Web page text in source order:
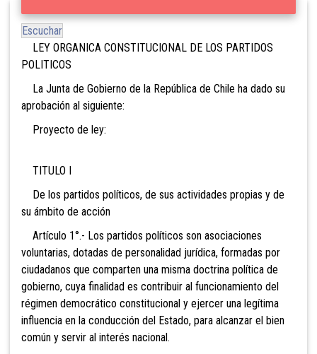
Escuchar
LEY ORGANICA CONSTITUCIONAL DE LOS PARTIDOS
POLITICOS
La Junta de Gobierno de la República de Chile ha dado su
aprobación al siguiente:
Proyecto de ley:
TITULO I
De los partidos políticos, de sus actividades propias y de
su ámbito de acción
Artículo 1°.- Los partidos políticos son asociaciones
voluntarias, dotadas de personalidad jurídica, formadas por
ciudadanos que comparten una misma doctrina política de
gobierno, cuya finalidad es contribuir al funcionamiento del
régimen democrático constitucional y ejercer una legítima
influencia en la conducción del Estado, para alcanzar el bien
común y servir al interés nacional.